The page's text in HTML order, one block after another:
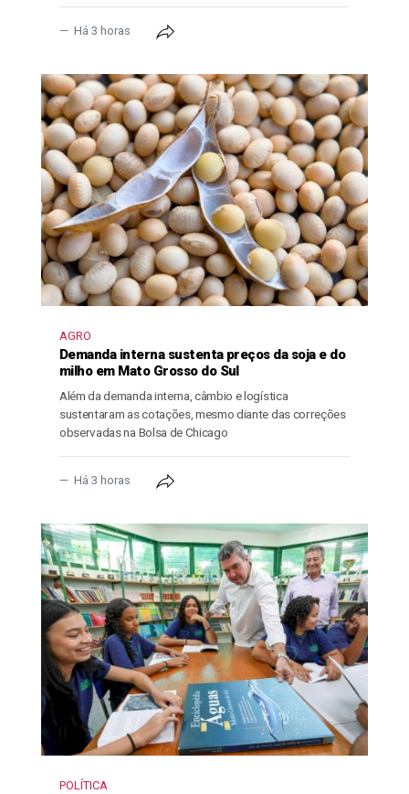
Há 3 horas
AGRO
Demanda interna sustenta preços da soja e do
milho em Mato Grosso do Sul
Além da demanda interna, câmbio e logística
sustentaram as cotações, mesmo diante das correções
observadas na Bolsa de Chicago
Há 3 horas
POLÍTICA